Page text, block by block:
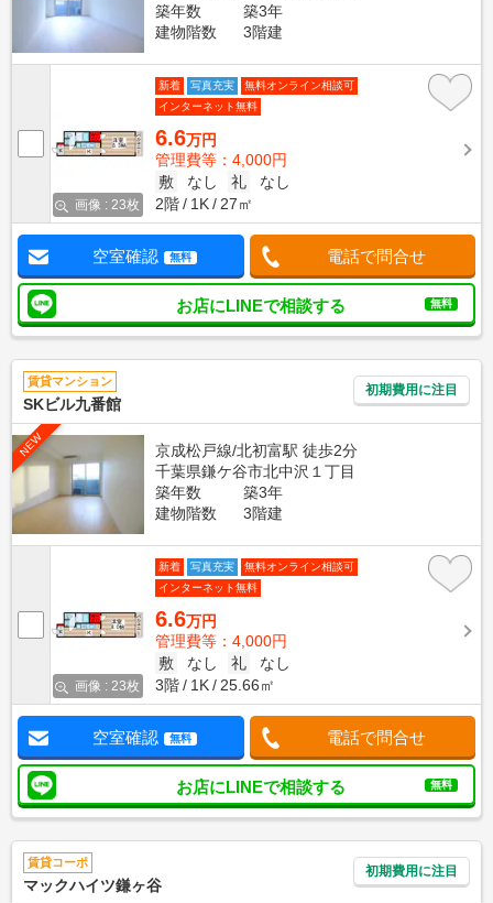
築年数
築3年
建物階数
3階建
画像 : 23枚
新着 写真充実
無料オンライン相談可
インターネット無料
6.6万円
管理費等：4,000円
敷
なし 礼
なし
2階
1K 27㎡
空室確認 無料 電話で問合せ
お店にLINEで相談する 無料
賃貸マンション
SKビル九番館
初期費用に注目
NEW
京成松戸線/北初富駅 徒歩2分
千葉県鎌ケ谷市北中沢１丁目
築年数
築3年
建物階数
3階建
画像 : 23枚
新着 写真充実
無料オンライン相談可
インターネット無料
6.6万円
管理費等：4,000円
敷
なし 礼
なし
3階
1K 25.66㎡
空室確認 無料 電話で問合せ
お店にLINEで相談する 無料
賃貸コーポ
マックハイツ鎌ヶ谷
初期費用に注目